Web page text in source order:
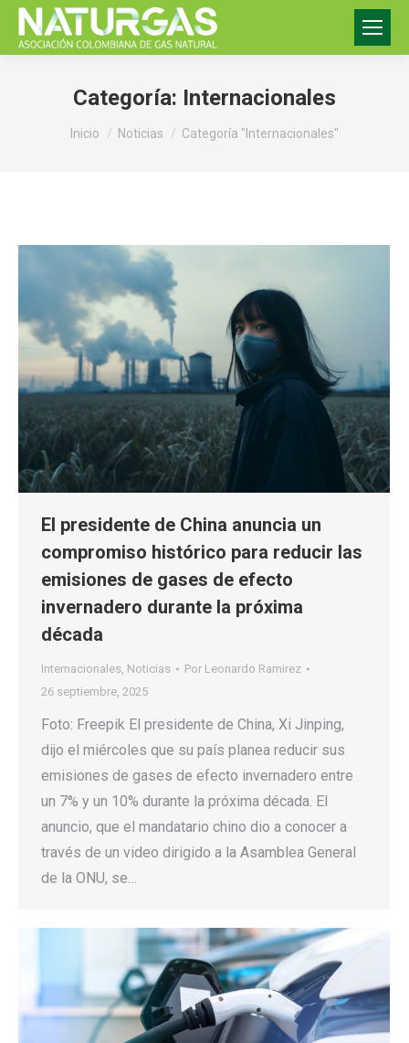
Categoría: Internacionales
Estás aquí:
Inicio Noticias Categoría "Internacionales"
El presidente de China anuncia un
compromiso histórico para reducir las
emisiones de gases de efecto
invernadero durante la próxima
década
Internacionales, Noticias Por Leonardo Ramirez
26 septiembre, 2025
Foto: Freepik El presidente de China, Xi Jinping,
dijo el miércoles que su país planea reducir sus
emisiones de gases de efecto invernadero entre
un 7% y un 10% durante la próxima década. El
anuncio, que el mandatario chino dio a conocer a
través de un video dirigido a la Asamblea General
de la ONU, se…